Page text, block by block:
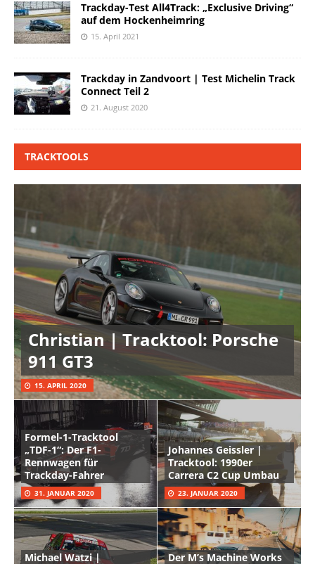
Trackday-Test All4Track: „Exclusive Driving“
auf dem Hockenheimring
15. April 2021
Trackday in Zandvoort | Test Michelin Track
Connect Teil 2
21. August 2020
TRACKTOOLS
Christian | Tracktool: Porsche
911 GT3
15. APRIL 2020
Formel-1-Tracktool
„TDF-1“: Der F1-
Rennwagen für
Trackday-Fahrer
31. JANUAR 2020
Johannes Geissler |
Tracktool: 1990er
Carrera C2 Cup Umbau
23. JANUAR 2020
Michael Watzi |
Der M’s Machine Works